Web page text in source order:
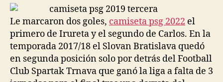
entrada
entrada
Le marcaron dos goles, camiseta psg 2022 el
primero de Irureta y el segundo de Carlos. En la
temporada 2017/18 el Slovan Bratislava quedó
en segunda posición solo por detrás del Football
Club Spartak Trnava que ganó la liga a falta de 3